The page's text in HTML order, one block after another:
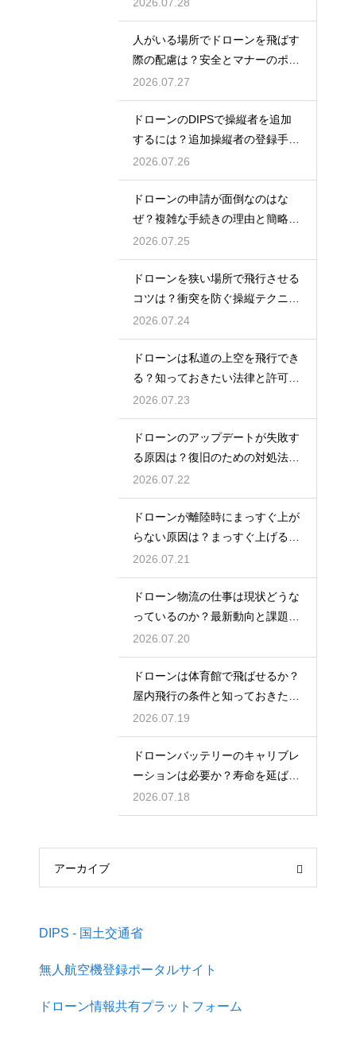
人がいる場所でドローンを飛ばす
際の配慮は？安全とマナーのポイ
ント
2026.07.27
ドローンのDIPSで操縦者を追加
するには？追加操縦者の登録手順
を解説
2026.07.26
ドローンの申請が面倒なのはな
ぜ？複雑な手続きの理由と簡略化
の動向
2026.07.25
ドローンを狭い場所で飛行させる
コツは？衝突を防ぐ操縦テクニッ
クを解説
2026.07.24
ドローンは私道の上空を飛行でき
る？知っておきたい法律と許可の
ルール
2026.07.23
ドローンのアップデートが失敗す
る原因は？復旧のための対処法を
解説
2026.07.22
ドローンが離陸時にまっすぐ上が
らない原因は？まっすぐ上げるた
めのコツを解説
2026.07.21
ドローン物流の仕事は現状どうな
っているのか？最新動向と課題を
解説
2026.07.20
ドローンは体育館で飛ばせるか？
屋内飛行の条件と知っておきたい
注意点
2026.07.19
ドローンバッテリーのキャリブレ
ーションは必要か？寿命を延ばす
管理術
2026.07.18
アーカイブ
DIPS - 国土交通省
無人航空機登録ポータルサイト
ドローン情報共有プラットフォーム